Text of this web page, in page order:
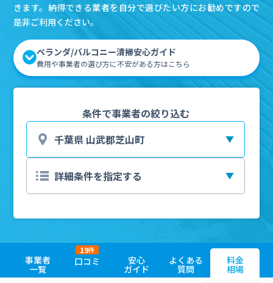
きます。納得できる業者を自分で選びたい方にお勧めですので
是非ご利用ください。
ベランダ/バルコニー清掃安心ガイド
費用や事業者の選び方に不安がある方はこちら
条件で事業者の絞り込む
事業者
一覧
口コミ
19件
安心
ガイド
よくある
質問
料金
相場